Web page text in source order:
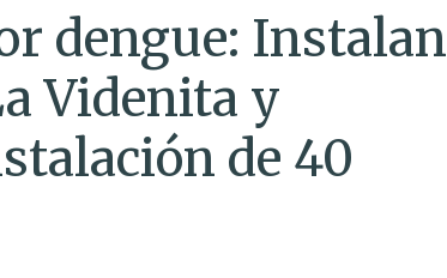
dengue: Instalan
Videnita y
de 40